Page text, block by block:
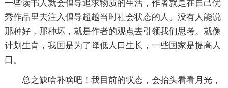
一些读书人就会倡导追求物质的生活，作者就是在自己优
秀作品里去注入倡导超越当时社会状态的人。没有人能说
那种好，那种坏，就是作者的观点去引领我们思考。就像
计划生育，我国是为了降低人口生长，一些国家是提高人
口。
总之缺啥补啥吧！我目前的状态，会抬头看看月光，